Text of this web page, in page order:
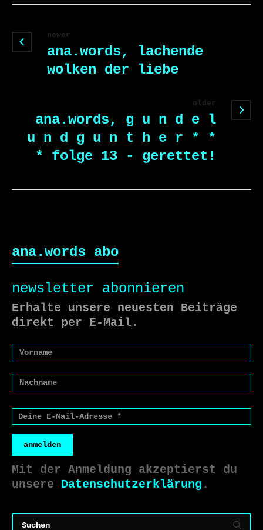
newer
ana.words, lachende
wolken der liebe
older
ana.words, g u n d e l
u n d g u n t h e r * *
* folge 13 - gerettet!
ana.words abo
newsletter abonnieren
Erhalte unsere neuesten Beiträge
direkt per E-Mail.
anmelden
Mit der Anmeldung akzeptierst du
unsere Datenschutzerklärung .